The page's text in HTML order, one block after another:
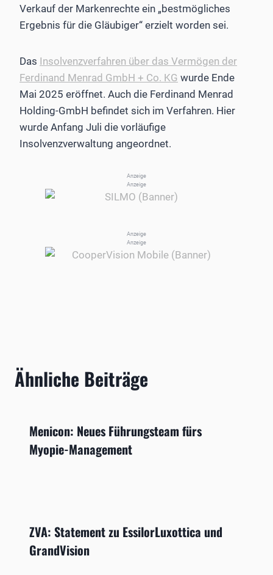
Verkauf der Markenrechte ein „bestmögliches
Ergebnis für die Gläubiger“ erzielt worden sei.
Das Insolvenzverfahren über das Vermögen der
Ferdinand Menrad GmbH + Co. KG wurde Ende
Mai 2025 eröffnet. Auch die Ferdinand Menrad
Holding-GmbH befindet sich im Verfahren. Hier
wurde Anfang Juli die vorläufige
Insolvenzverwaltung angeordnet.
Anzeige
Anzeige
Anzeige
Anzeige
Ähnliche Beiträge
Menicon: Neues Führungsteam fürs
Myopie-Management
ZVA: Statement zu EssilorLuxottica und
GrandVision